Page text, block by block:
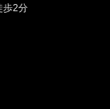
歩2分